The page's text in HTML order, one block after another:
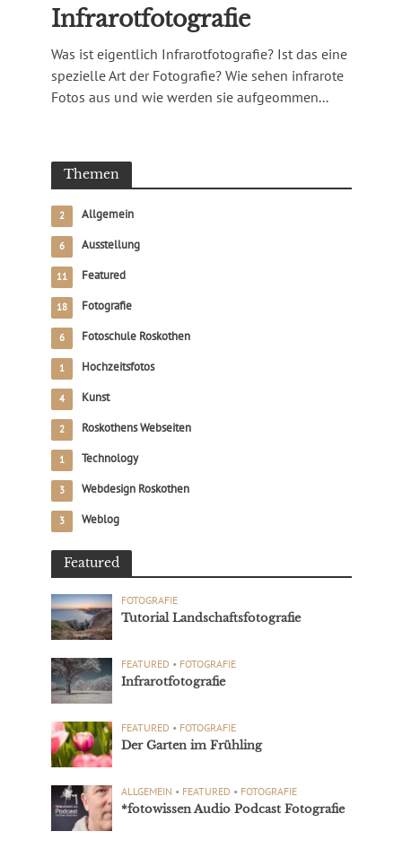
Infrarotfotografie
Was ist eigentlich Infrarotfotografie? Ist das eine
spezielle Art der Fotografie? Wie sehen infrarote
Fotos aus und wie werden sie aufgeommen...
Themen
Allgemein
2
Ausstellung
6
Featured
11
Fotografie
18
Fotoschule Roskothen
6
Hochzeitsfotos
1
Kunst
4
Roskothens Webseiten
2
Technology
1
Webdesign Roskothen
3
Weblog
3
Featured
FOTOGRAFIE
Tutorial Landschaftsfotografie
FEATURED • FOTOGRAFIE
Infrarotfotografie
FEATURED • FOTOGRAFIE
Der Garten im Frühling
ALLGEMEIN • FEATURED • FOTOGRAFIE
*fotowissen Audio Podcast Fotografie